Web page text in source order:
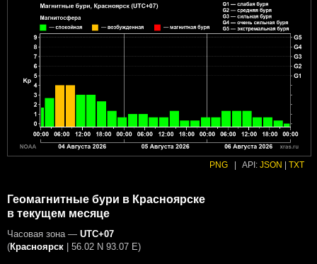
PNG API: JSON TXT
Геомагнитные бури в Красноярске
в текущем месяце
Часовая зона — UTC+07
(Красноярск 56.02 N 93.07 E)